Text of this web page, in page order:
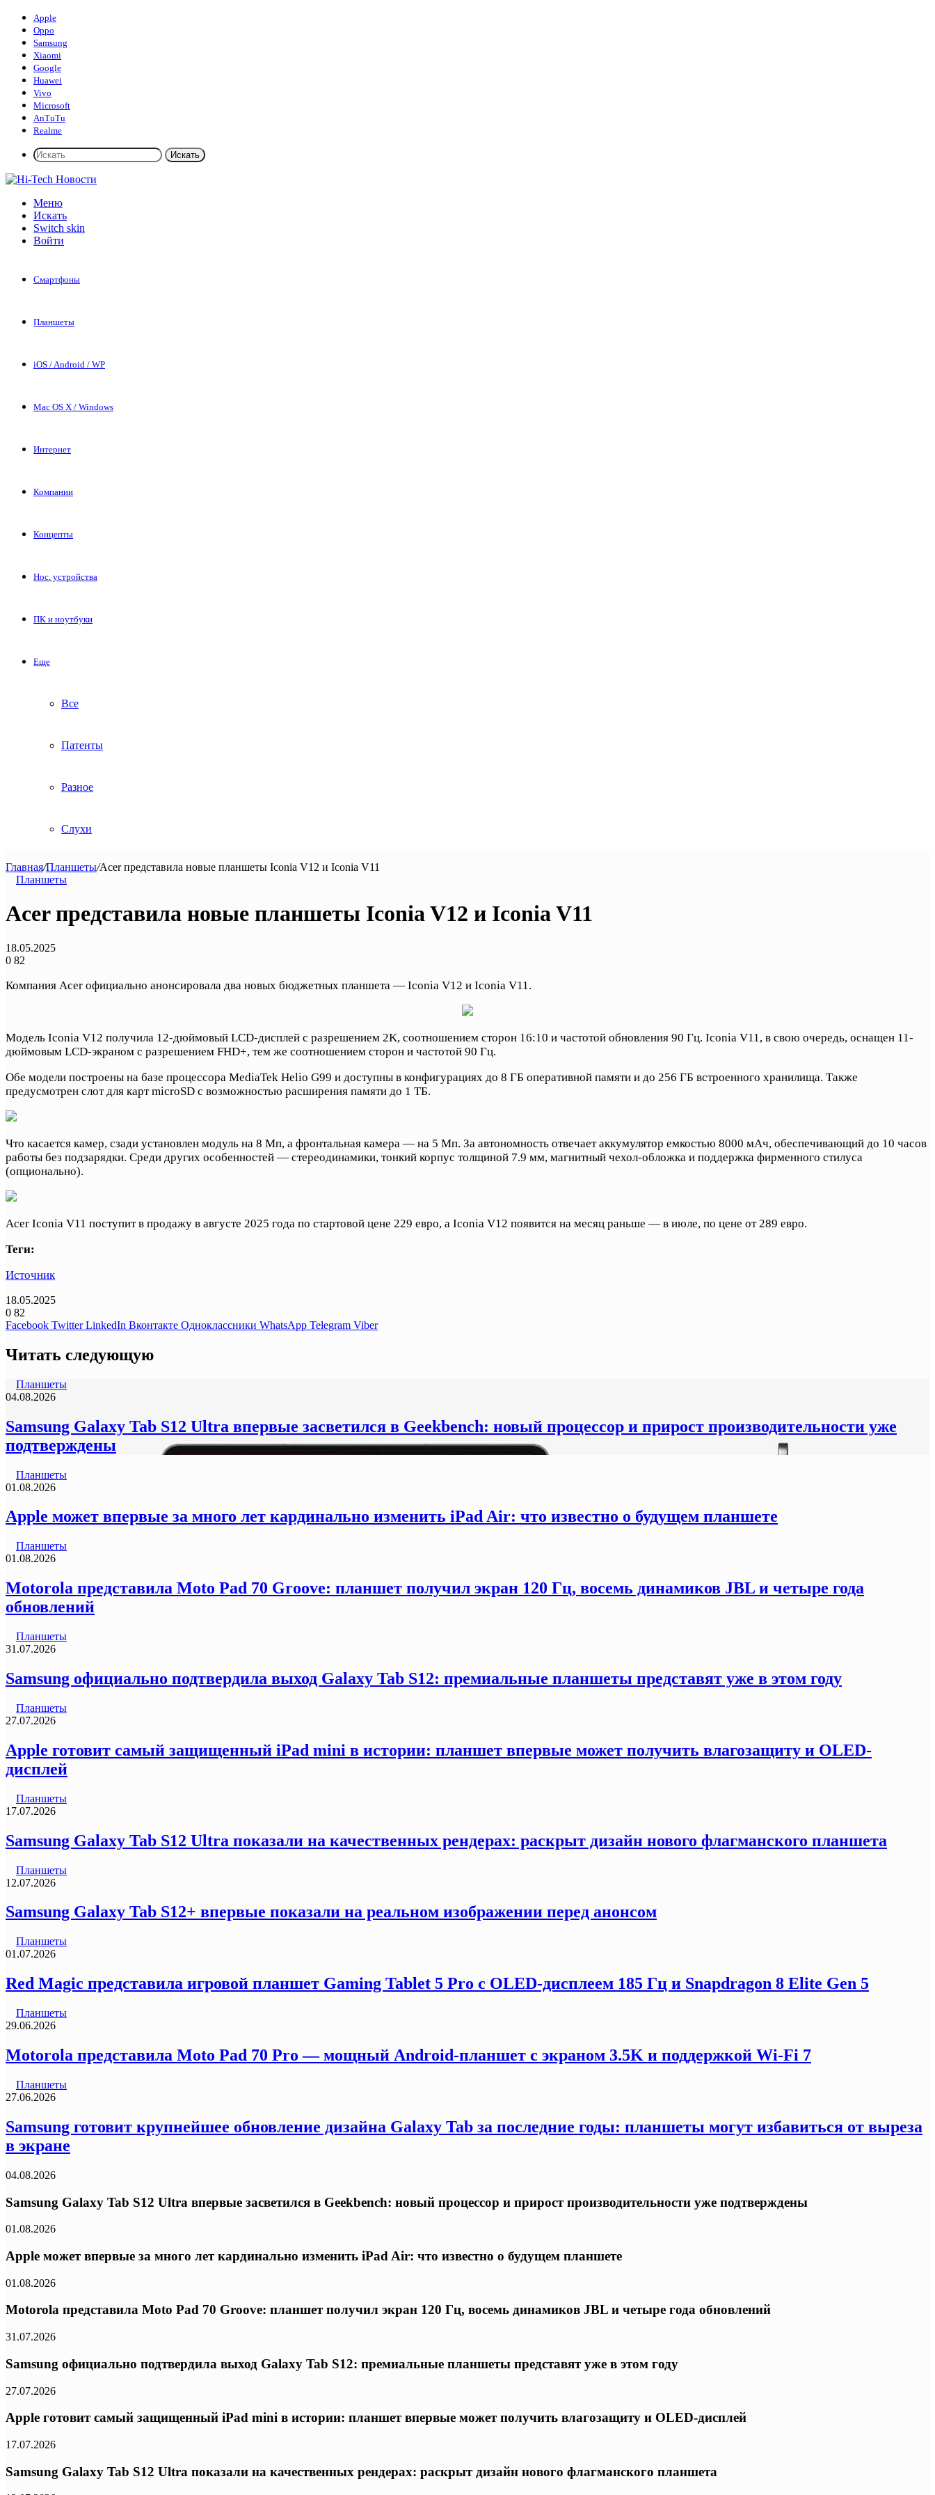
Apple
Oppo
Samsung
Xiaomi
Google
Huawei
Vivo
Microsoft
AnTuTu
Realme
Искать
Меню
Искать
Switch skin
Войти
Смартфоны
Планшеты
iOS / Android / WP
Mac OS X / Windows
Интернет
Компании
Концепты
Нос. устройства
ПК и ноутбуки
Еще
Все
Патенты
Разное
Слухи
Главная/Планшеты/Acer представила новые планшеты Iconia V12 и Iconia V11
Планшеты
Acer представила новые планшеты Iconia V12 и Iconia V11
18.05.2025
0 82
Компания Acer официально анонсировала два новых бюджетных планшета — Iconia V12 и Iconia V11.
Модель Iconia V12 получила 12-дюймовый LCD-дисплей с разрешением 2K, соотношением сторон 16:10 и частотой обновления 90 Гц. Iconia V11, в свою очередь, оснащен 11-
дюймовым LCD-экраном с разрешением FHD+, тем же соотношением сторон и частотой 90 Гц.
Обе модели построены на базе процессора MediaTek Helio G99 и доступны в конфигурациях до 8 ГБ оперативной памяти и до 256 ГБ встроенного хранилища. Также
предусмотрен слот для карт microSD с возможностью расширения памяти до 1 ТБ.
Что касается камер, сзади установлен модуль на 8 Мп, а фронтальная камера — на 5 Мп. За автономность отвечает аккумулятор емкостью 8000 мАч, обеспечивающий до 10 часов
работы без подзарядки. Среди других особенностей — стереодинамики, тонкий корпус толщиной 7.9 мм, магнитный чехол-обложка и поддержка фирменного стилуса
(опционально).
Acer Iconia V11 поступит в продажу в августе 2025 года по стартовой цене 229 евро, а Iconia V12 появится на месяц раньше — в июле, по цене от 289 евро.
Теги:
Источник
18.05.2025
0 82
Facebook Twitter LinkedIn Вконтакте Одноклассники WhatsApp Telegram Viber
Читать следующую
Планшеты
04.08.2026
Samsung Galaxy Tab S12 Ultra впервые засветился в Geekbench: новый процессор и прирост производительности уже
подтверждены
Планшеты
01.08.2026
Apple может впервые за много лет кардинально изменить iPad Air: что известно о будущем планшете
Планшеты
01.08.2026
Motorola представила Moto Pad 70 Groove: планшет получил экран 120 Гц, восемь динамиков JBL и четыре года
обновлений
Планшеты
31.07.2026
Samsung официально подтвердила выход Galaxy Tab S12: премиальные планшеты представят уже в этом году
Планшеты
27.07.2026
Apple готовит самый защищенный iPad mini в истории: планшет впервые может получить влагозащиту и OLED-
дисплей
Планшеты
17.07.2026
Samsung Galaxy Tab S12 Ultra показали на качественных рендерах: раскрыт дизайн нового флагманского планшета
Планшеты
12.07.2026
Samsung Galaxy Tab S12+ впервые показали на реальном изображении перед анонсом
Планшеты
01.07.2026
Red Magic представила игровой планшет Gaming Tablet 5 Pro с OLED-дисплеем 185 Гц и Snapdragon 8 Elite Gen 5
Планшеты
29.06.2026
Motorola представила Moto Pad 70 Pro — мощный Android-планшет с экраном 3.5K и поддержкой Wi-Fi 7
Планшеты
27.06.2026
Samsung готовит крупнейшее обновление дизайна Galaxy Tab за последние годы: планшеты могут избавиться от выреза
в экране
04.08.2026
Samsung Galaxy Tab S12 Ultra впервые засветился в Geekbench: новый процессор и прирост производительности уже подтверждены
01.08.2026
Apple может впервые за много лет кардинально изменить iPad Air: что известно о будущем планшете
01.08.2026
Motorola представила Moto Pad 70 Groove: планшет получил экран 120 Гц, восемь динамиков JBL и четыре года обновлений
31.07.2026
Samsung официально подтвердила выход Galaxy Tab S12: премиальные планшеты представят уже в этом году
27.07.2026
Apple готовит самый защищенный iPad mini в истории: планшет впервые может получить влагозащиту и OLED-дисплей
17.07.2026
Samsung Galaxy Tab S12 Ultra показали на качественных рендерах: раскрыт дизайн нового флагманского планшета